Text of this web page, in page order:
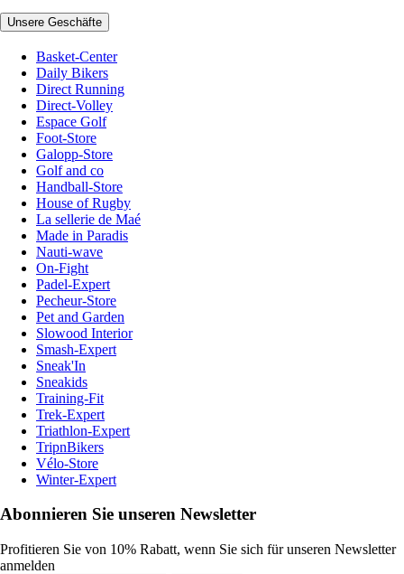
Unsere Geschäfte
Basket-Center
Daily Bikers
Direct Running
Direct-Volley
Espace Golf
Foot-Store
Galopp-Store
Golf and co
Handball-Store
House of Rugby
La sellerie de Maé
Made in Paradis
Nauti-wave
On-Fight
Padel-Expert
Pecheur-Store
Pet and Garden
Slowood Interior
Smash-Expert
Sneak'In
Sneakids
Training-Fit
Trek-Expert
Triathlon-Expert
TripnBikers
Vélo-Store
Winter-Expert
Abonnieren Sie unseren Newsletter
Profitieren Sie von 10% Rabatt, wenn Sie sich für unseren Newsletter
anmelden